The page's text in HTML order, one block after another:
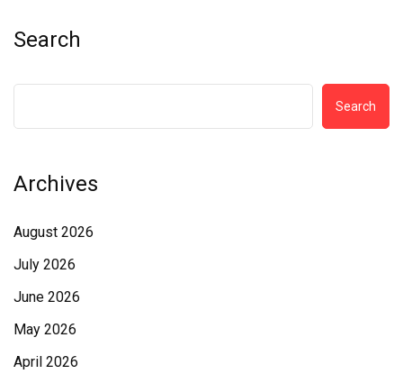
Search
Search
Archives
August 2026
July 2026
June 2026
May 2026
April 2026